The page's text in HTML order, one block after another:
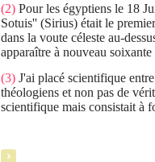
(2) Pour les égyptiens le 18
Sotuis'' (Sirius) était le
dans la voute céleste au-
apparaître à nouveau
(3) J'ai placé scientifique
théologiens et non pas de
scientifique mais consistait à